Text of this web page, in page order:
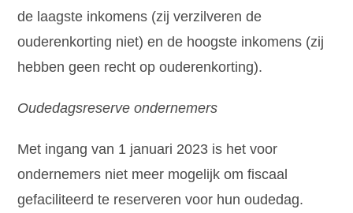
de laagste inkomens (zij verzilveren de
ouderenkorting niet) en de hoogste inkomens (zij
hebben geen recht op ouderenkorting).
Oudedagsreserve ondernemers
Met ingang van 1 januari 2023 is het voor
ondernemers niet meer mogelijk om fiscaal
gefaciliteerd te reserveren voor hun oudedag.